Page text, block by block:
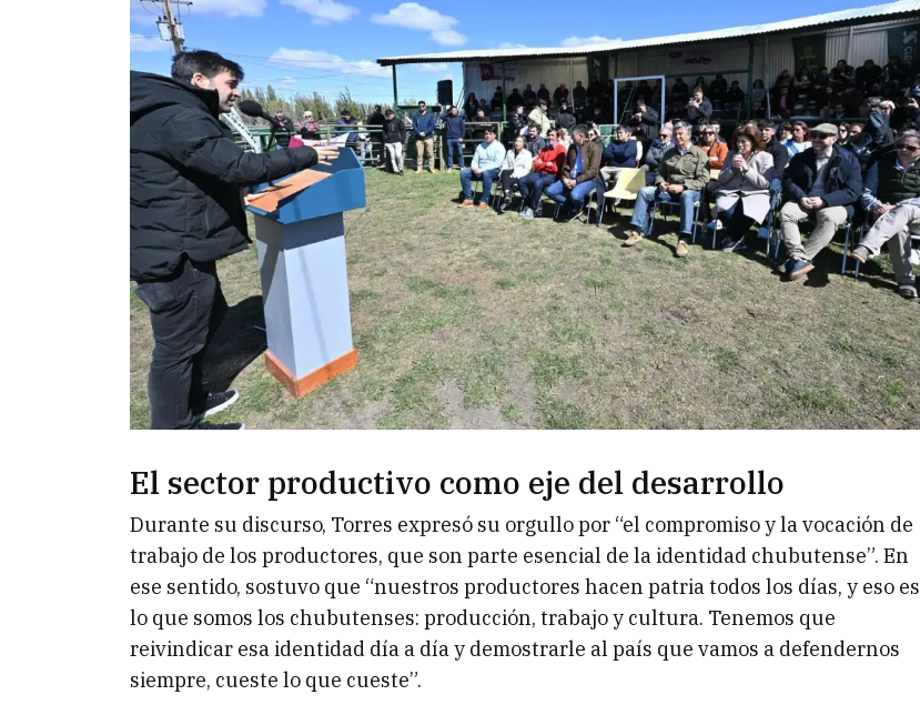
El sector productivo como eje del desarrollo
Durante su discurso, Torres expresó su orgullo por “el compromiso y la vocación de
trabajo de los productores, que son parte esencial de la identidad chubutense”. En
ese sentido, sostuvo que “nuestros productores hacen patria todos los días, y eso es
lo que somos los chubutenses: producción, trabajo y cultura. Tenemos que
reivindicar esa identidad día a día y demostrarle al país que vamos a defendernos
siempre, cueste lo que cueste”.